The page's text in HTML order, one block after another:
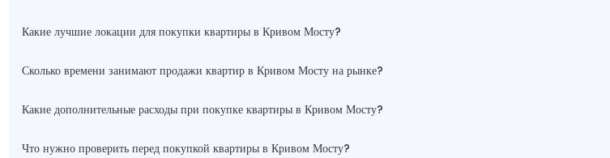
Какие лучшие локации для покупки квартиры в Кривом Мосту?
Сколько времени занимают продажи квартир в Кривом Мосту на рынке?
Какие дополнительные расходы при покупке квартиры в Кривом Мосту?
Что нужно проверить перед покупкой квартиры в Кривом Мосту?